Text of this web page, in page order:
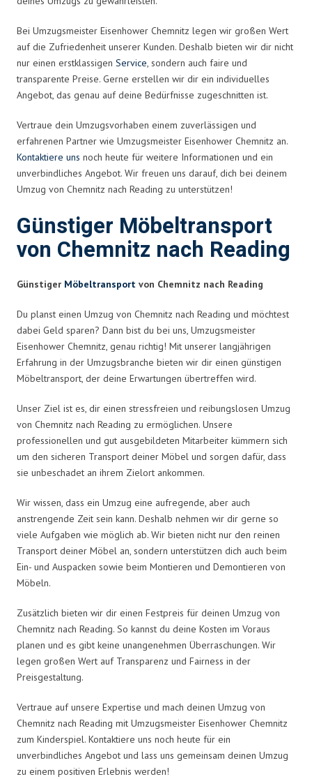
Bei Umzugsmeister Eisenhower Chemnitz legen wir großen Wert
auf die Zufriedenheit unserer Kunden. Deshalb bieten wir dir nicht
nur einen erstklassigen Service, sondern auch faire und
transparente Preise. Gerne erstellen wir dir ein individuelles
Angebot, das genau auf deine Bedürfnisse zugeschnitten ist.
Vertraue dein Umzugsvorhaben einem zuverlässigen und
erfahrenen Partner wie Umzugsmeister Eisenhower Chemnitz an.
Kontaktiere uns noch heute für weitere Informationen und ein
unverbindliches Angebot. Wir freuen uns darauf, dich bei deinem
Umzug von Chemnitz nach Reading zu unterstützen!
Günstiger Möbeltransport
von Chemnitz nach Reading
Günstiger Möbeltransport von Chemnitz nach Reading
Du planst einen Umzug von Chemnitz nach Reading und möchtest
dabei Geld sparen? Dann bist du bei uns, Umzugsmeister
Eisenhower Chemnitz, genau richtig! Mit unserer langjährigen
Erfahrung in der Umzugsbranche bieten wir dir einen günstigen
Möbeltransport, der deine Erwartungen übertreffen wird.
Unser Ziel ist es, dir einen stressfreien und reibungslosen Umzug
von Chemnitz nach Reading zu ermöglichen. Unsere
professionellen und gut ausgebildeten Mitarbeiter kümmern sich
um den sicheren Transport deiner Möbel und sorgen dafür, dass
sie unbeschadet an ihrem Zielort ankommen.
Wir wissen, dass ein Umzug eine aufregende, aber auch
anstrengende Zeit sein kann. Deshalb nehmen wir dir gerne so
viele Aufgaben wie möglich ab. Wir bieten nicht nur den reinen
Transport deiner Möbel an, sondern unterstützen dich auch beim
Ein- und Auspacken sowie beim Montieren und Demontieren von
Möbeln.
Zusätzlich bieten wir dir einen Festpreis für deinen Umzug von
Chemnitz nach Reading. So kannst du deine Kosten im Voraus
planen und es gibt keine unangenehmen Überraschungen. Wir
legen großen Wert auf Transparenz und Fairness in der
Preisgestaltung.
Vertraue auf unsere Expertise und mach deinen Umzug von
Chemnitz nach Reading mit Umzugsmeister Eisenhower Chemnitz
zum Kinderspiel. Kontaktiere uns noch heute für ein
unverbindliches Angebot und lass uns gemeinsam deinen Umzug
zu einem positiven Erlebnis werden!